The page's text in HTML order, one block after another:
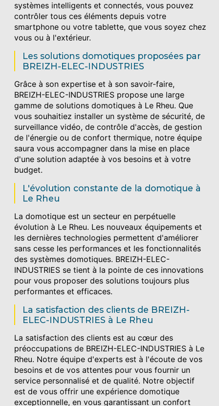
systèmes intelligents et connectés, vous pouvez
contrôler tous ces éléments depuis votre
smartphone ou votre tablette, que vous soyez chez
vous ou à l'extérieur.
Les solutions domotiques proposées par
BREIZH-ELEC-INDUSTRIES
Grâce à son expertise et à son savoir-faire,
BREIZH-ELEC-INDUSTRIES propose une large
gamme de solutions domotiques à Le Rheu. Que
vous souhaitiez installer un système de sécurité, de
surveillance vidéo, de contrôle d'accès, de gestion
de l'énergie ou de confort thermique, notre équipe
saura vous accompagner dans la mise en place
d'une solution adaptée à vos besoins et à votre
budget.
L'évolution constante de la domotique à
Le Rheu
La domotique est un secteur en perpétuelle
évolution à Le Rheu. Les nouveaux équipements et
les dernières technologies permettent d'améliorer
sans cesse les performances et les fonctionnalités
des systèmes domotiques. BREIZH-ELEC-
INDUSTRIES se tient à la pointe de ces innovations
pour vous proposer des solutions toujours plus
performantes et efficaces.
La satisfaction des clients de BREIZH-
ELEC-INDUSTRIES à Le Rheu
La satisfaction des clients est au cœur des
préoccupations de BREIZH-ELEC-INDUSTRIES à Le
Rheu. Notre équipe d'experts est à l'écoute de vos
besoins et de vos attentes pour vous fournir un
service personnalisé et de qualité. Notre objectif
est de vous offrir une expérience domotique
exceptionnelle, en vous garantissant un confort